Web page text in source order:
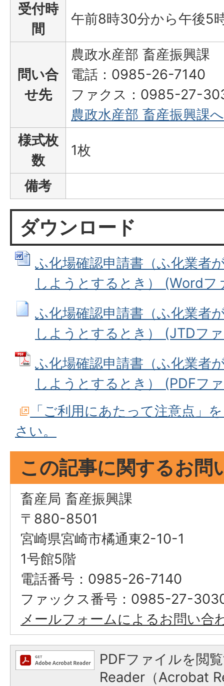
受付時
間
午前8時30分から午後5
問い合
せ先
農政水産部 畜産振興課
電話：0985-26-7140
ファクス：0985-27-
農政水産部 畜産振興課
様式枚
数
1枚
備考
ダウンロード
ふ化場確認申請書（ふ化業者
しようとするとき） (Wordフ
ふ化場確認申請書（ふ化業者
しようとするとき） (JTDフ
ふ化場確認申請書（ふ化業者
しようとするとき） (PDFフ
「ご利用にあたって注意点」
さい。
この記事に関するお問
畜産局 畜産振興課
〒880-8501
宮崎県宮崎市橘通東2-10-1
1号館5階
電話番号：0985-26-7140
ファックス番号：0985-27-
メールフォームによるお問い合
PDFファイルを閲
Reader（Acrobat